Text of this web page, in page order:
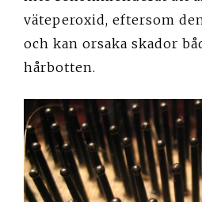
väteperoxid, eftersom
och kan orsaka skador
hårbotten.